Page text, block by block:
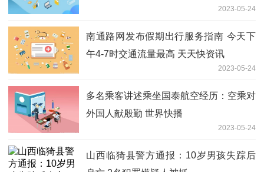
2023-05-24
南通路网发布假期出行服务指南 今天下
午4-7时交通流量最高 天天快资讯
2023-05-24
多名乘客讲述乘坐国泰航空经历：空乘对
外国人献殷勤 世界快播
2023-05-24
山西临猗县警方通报：10岁男孩失踪后